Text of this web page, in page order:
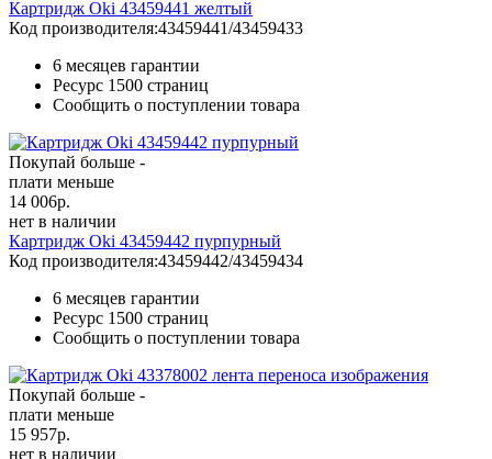
Картридж Oki 43459441 желтый
Код производителя:43459441/43459433
6 месяцев гарантии
Ресурс 1500 страниц
Сообщить о поступлении товара
Покупай больше -
плати меньше
14 006р.
нет в наличии
Картридж Oki 43459442 пурпурный
Код производителя:43459442/43459434
6 месяцев гарантии
Ресурс 1500 страниц
Сообщить о поступлении товара
Покупай больше -
плати меньше
15 957р.
нет в наличии